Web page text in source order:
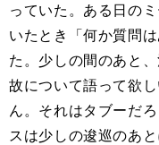
っていた。ある日の
いたとき「何か質問
た。少しの間のあと
故について語って欲
ん。それはタブーだ
スは少しの逡巡のあ